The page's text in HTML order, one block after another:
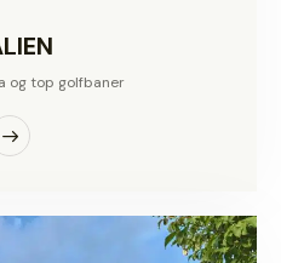
og top golfbaner